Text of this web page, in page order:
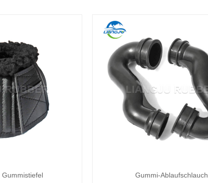
Gummistiefel Gummi-Ablaufschlauch